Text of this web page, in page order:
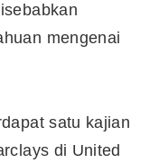
mengenai
satu kajian
di United